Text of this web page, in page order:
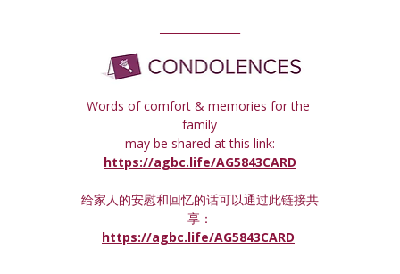
Words of comfort & memories for the
family
may be shared at this link:
https://agbc.life/AG5843CARD
给家人的安慰和回忆的话可以通过此链接共
享：
https://agbc.life/AG5843CARD